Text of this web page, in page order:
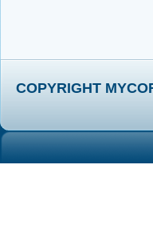
COPYRIGHT